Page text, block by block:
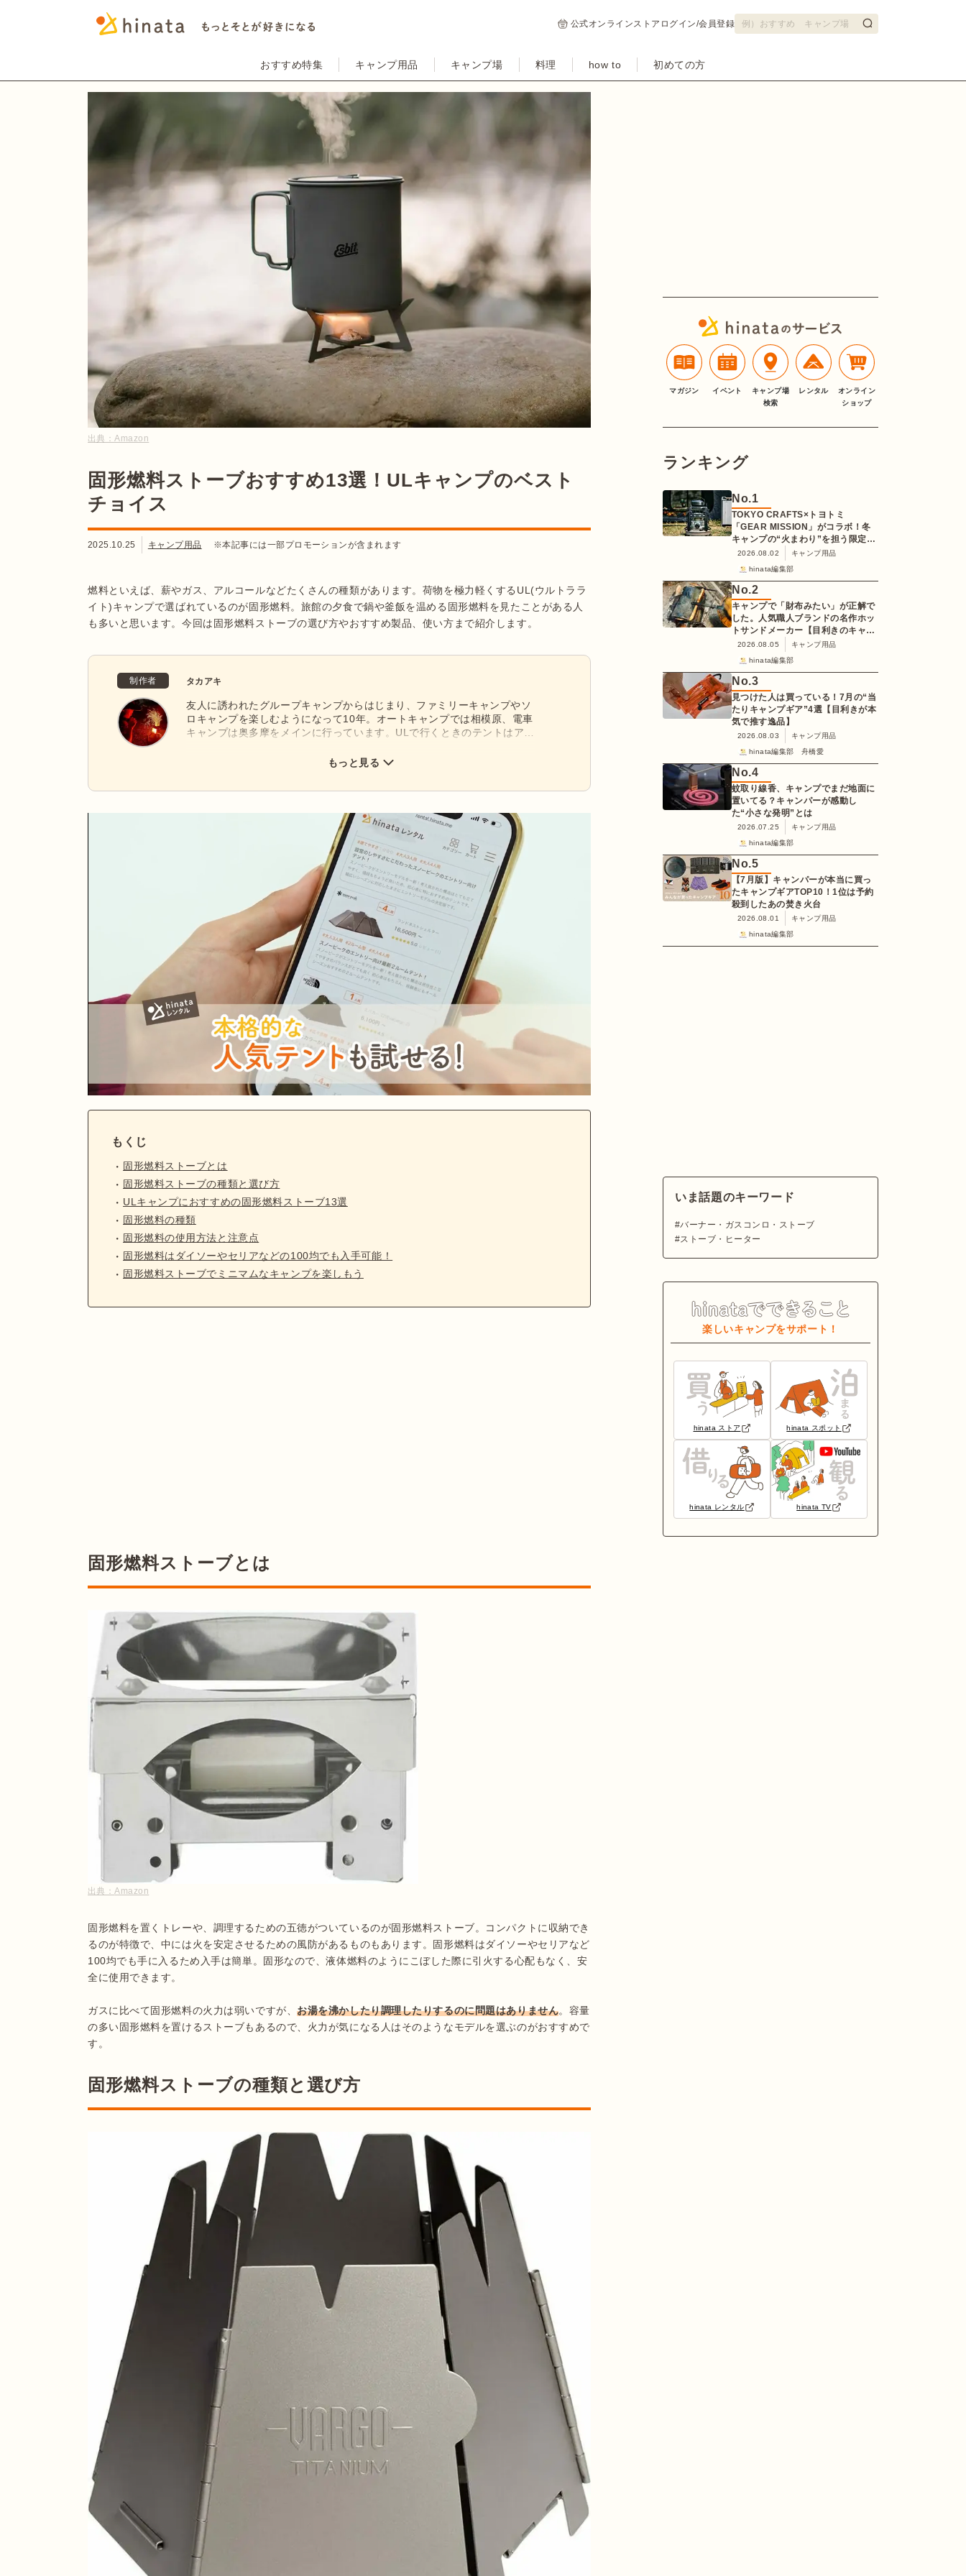
公式オンラインストア ログイン/会員登録
おすすめ特集 キャンプ用品 キャンプ場 料理 how to 初めての方
出典：Amazon
固形燃料ストーブおすすめ13選！ULキャンプのベスト
チョイス
2025.10.25 キャンプ用品 ※本記事には一部プロモーションが含まれます
燃料といえば、薪やガス、アルコールなどたくさんの種類があります。荷物を極力軽くするUL(ウルトララ
イト)キャンプで選ばれているのが固形燃料。旅館の夕食で鍋や釜飯を温める固形燃料を見たことがある人
も多いと思います。今回は固形燃料ストーブの選び方やおすすめ製品、使い方まで紹介します。
制作者 タカアキ
友人に誘われたグループキャンプからはじまり、ファミリーキャンプやソ
ロキャンプを楽しむようになって10年。オートキャンプでは相模原、電車
キャンプは奥多摩をメインに行っています。ULで行くときのテントはアラ
のBLACK SUMMIT GG8を使用。好きなアウトドアブランドはチタン製の
もっと見る
もくじ
固形燃料ストーブとは
固形燃料ストーブの種類と選び方
ULキャンプにおすすめの固形燃料ストーブ13選
固形燃料の種類
固形燃料の使用方法と注意点
固形燃料はダイソーやセリアなどの100均でも入手可能！
固形燃料ストーブでミニマムなキャンプを楽しもう
固形燃料ストーブとは
出典：Amazon
固形燃料を置くトレーや、調理するための五徳がついているのが固形燃料ストーブ。コンパクトに収納でき
るのが特徴で、中には火を安定させるための風防があるものもあります。固形燃料はダイソーやセリアなど
100均でも手に入るため入手は簡単。固形なので、液体燃料のようにこぼした際に引火する心配もなく、安
全に使用できます。
ガスに比べて固形燃料の火力は弱いですが、お湯を沸かしたり調理したりするのに問題はありません。容量
の多い固形燃料を置けるストーブもあるので、火力が気になる人はそのようなモデルを選ぶのがおすすめで
す。
固形燃料ストーブの種類と選び方
マガジン イベント
キャンプ場
検索
レンタル
オンライン
ショップ
ランキング
No.1
TOKYO CRAFTS×トヨトミ
「GEAR MISSION」がコラボ！冬
キャンプの“火まわり”を担う限定
K3クッキングストーブが登場
2026.08.02
キャンプ用品
hinata編集部
No.2
キャンプで「財布みたい」が正解で
した。人気職人ブランドの名作ホッ
トサンドメーカー【目利きのキャン
プギア】
2026.08.05
キャンプ用品
hinata編集部
No.3
見つけた人は買っている！7月の“当
たりキャンプギア”4選【目利きが本
気で推す逸品】
2026.08.03
キャンプ用品
hinata編集部 舟橋愛
No.4
蚊取り線香、キャンプでまだ地面に
置いてる？キャンパーが感動し
た“小さな発明”とは
2026.07.25
キャンプ用品
hinata編集部
No.5
【7月版】キャンパーが本当に買っ
たキャンプギアTOP10！1位は予約
殺到したあの焚き火台
2026.08.01
キャンプ用品
hinata編集部
いま話題のキーワード
バーナー・ガスコンロ・ストーブ
ストーブ・ヒーター
楽しいキャンプをサポート！
hinata ストア hinata スポット
hinata レンタル hinata TV